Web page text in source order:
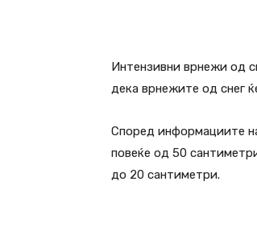
Интензивни врнежи од
дека врнежите од снег
Според информациите
повеќе од 50
до 20 сантиметри.